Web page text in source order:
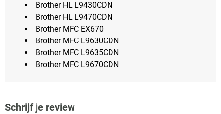
Brother HL L9430CDN
Brother HL L9470CDN
Brother MFC EX670
Brother MFC L9630CDN
Brother MFC L9635CDN
Brother MFC L9670CDN
Schrijf je review